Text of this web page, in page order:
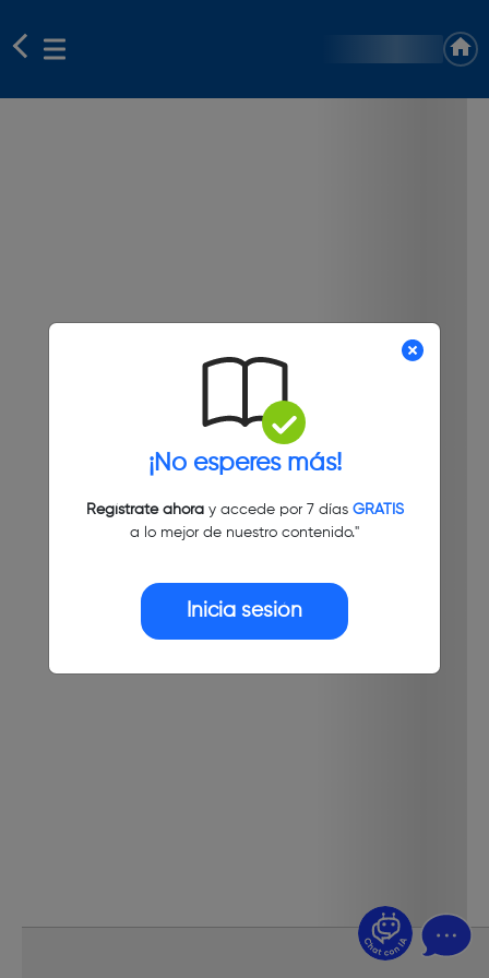
¡No esperes más!
Regístrate ahoray accede por 7 días GRATIS
a lo mejor de nuestro contenido."
Inicia sesión